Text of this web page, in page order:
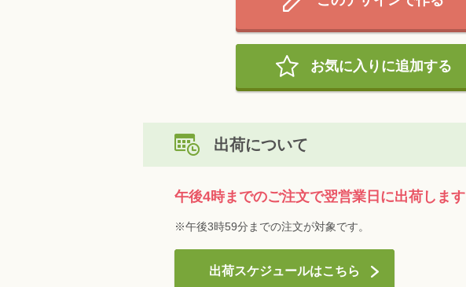
お気に入りに追加する
出荷について
午後4時までのご注文で翌営業日に出荷します
※午後3時59分までの注文が対象です。
出荷スケジュールはこちら